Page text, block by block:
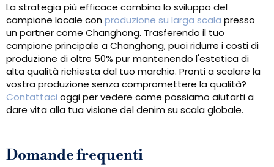
La strategia più efficace combina lo sviluppo del
campione locale con produzione su larga scala presso
un partner come Changhong. Trasferendo il tuo
campione principale a Changhong, puoi ridurre i costi di
produzione di oltre 50% pur mantenendo l'estetica di
alta qualità richiesta dal tuo marchio. Pronti a scalare la
vostra produzione senza compromettere la qualità?
Contattaci oggi per vedere come possiamo aiutarti a
dare vita alla tua visione del denim su scala globale.
Domande frequenti